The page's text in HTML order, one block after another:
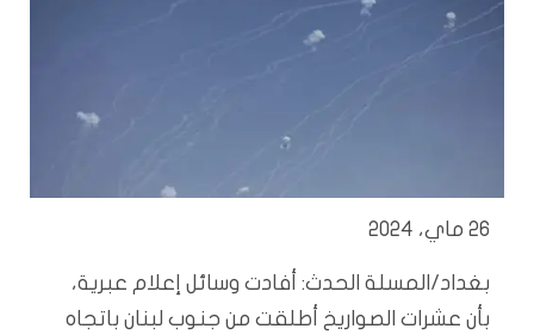
26 ماي، 2024
بغداد/المسلة الحدث: أفادت وسائل إعلام عبرية،
بأن عشرات الصواريخ أطلقت من جنوب لبنان باتجاه